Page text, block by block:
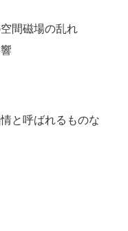
間磁場の乱れ
と呼ばれるものな